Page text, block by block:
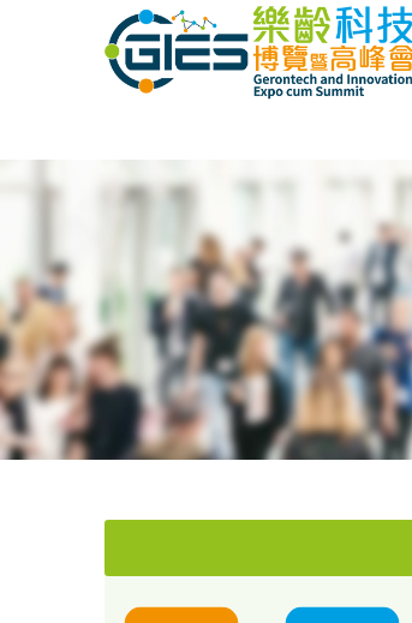
Date: Expo: 21-24 Nov 2020,
Date: Expo: 21-24 Nov